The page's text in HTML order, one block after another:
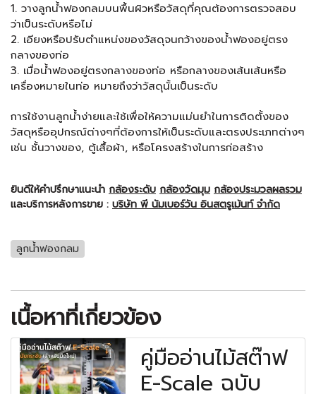
1. วางลูกน้ำฟองกลมบนพื้นผิวหรือวัสดุที่คุณต้องการตรวจสอบ
ว่าเป็นระดับหรือไม่
2. เอียงหรือปรับตำแหน่งของวัสดุจนกว้างของน้ำฟองอยู่ตรง
กลางของท่อ
3. เมื่อน้ำฟองอยู่ตรงกลางของท่อ หรือกลางของเส้นเส้นหรือ
เครื่องหมายในท่อ หมายถึงว่าวัสดุนั้นเป็นระดับ
การใช้งานลูกน้ำง่ายและใช้เพื่อให้ความแม่นยำในการติดตั้งของ
วัสดุหรืออุปกรณ์ต่างๆที่ต้องการให้เป็นระดับและตรงประเภทต่างๆ
เช่น ชั้นวางของ, ตู้เสื้อผ้า, หรือโครงสร้างในการก่อสร้าง
ยินดีให้คำปรึกษาแนะนำ กล้องระดับ กล้องวัดมุม กล้องประมวลผลรวม
และบริการหลังการขาย : บริษัท พี นัมเบอร์วัน อินสตรูเม้นท์ จำกัด
ลูกน้ำฟองกลม
เนื้อหาที่เกี่ยวข้อง
คู่มืออ่านไม้สต๊าฟ
E-Scale ฉบับ